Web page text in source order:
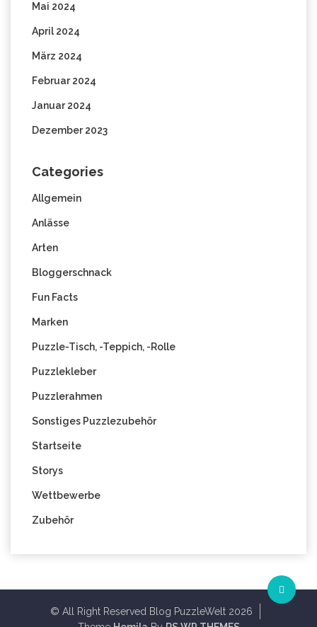
Mai 2024
April 2024
März 2024
Februar 2024
Januar 2024
Dezember 2023
Categories
Allgemein
Anlässe
Arten
Bloggerschnack
Fun Facts
Marken
Puzzle-Tisch, -Teppich, -Rolle
Puzzlekleber
Puzzlerahmen
Sonstiges Puzzlezubehör
Startseite
Storys
Wettbewerbe
Zubehör
© All Right Reserved Blog PuzzleWelt 2026